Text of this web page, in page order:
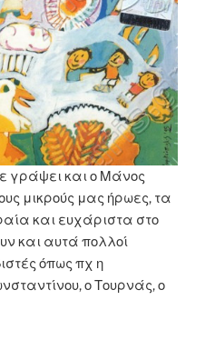
γράψει και ο Μάνος
μικρούς μας ήρωες, τα
και ευχάριστα στο
και αυτά πολλοί
όπως πχ η
ο Τουρνάς, ο